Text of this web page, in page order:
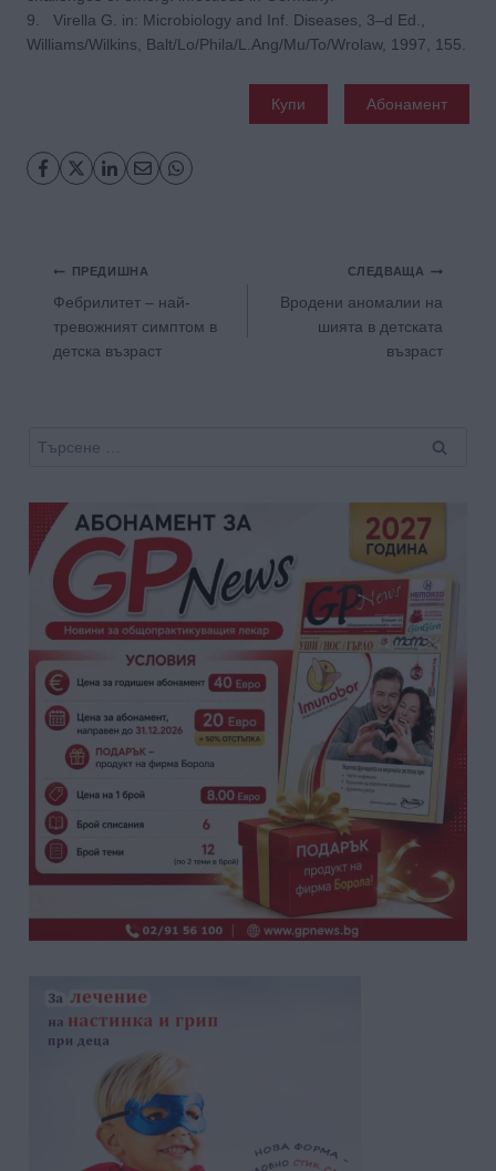
9. Virella G. in: Microbiology and Inf. Diseases, 3–d Ed.,
Williams/Wilkins, Balt/Lo/Phila/L.Ang/Mu/To/Wrolaw, 1997, 155.
Купи Абонамент
Навигация
ПРЕДИШНА
Фебрилитет – най-
тревожният симптом в
детска възраст
СЛЕДВАЩА
Вродени аномалии на
шията в детската
възраст
Търсене